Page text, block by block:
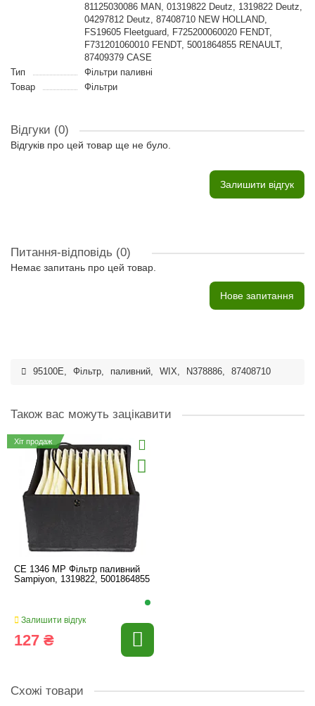
81125030086 MAN, 01319822 Deutz, 1319822 Deutz,
04297812 Deutz, 87408710 NEW HOLLAND,
FS19605 Fleetguard, F725200060020 FENDT,
F731201060010 FENDT, 5001864855 RENAULT,
87409379 CASE
Тип
Фільтри паливні
Товар
Фільтри
Відгуки (0)
Відгуків про цей товар ще не було.
Залишити відгук
Питання-відповідь (0)
Немає запитань про цей товар.
Нове запитання
95100E, Фільтр, паливний, WIX, N378886, 87408710
Також вас можуть зацікавити
Хіт продаж
CE 1346 MP Фільтр паливний
Sampiyon, 1319822, 5001864855
Залишити відгук
127 ₴
Схожі товари